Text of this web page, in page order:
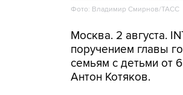
Фото: Владимир Смирнов/ТАСС
Москва. 2 августа.
поручением главы
семьям с детьми от
Антон Котяков.